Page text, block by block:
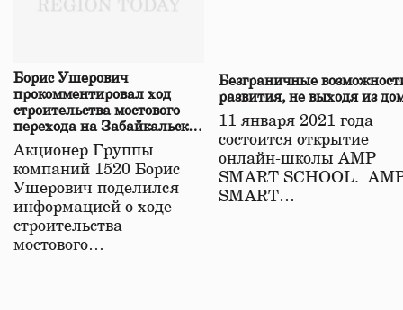
Борис Ушерович
прокомментировал ход
строительства мостового
перехода на Забайкальской
железной дороге
Акционер Группы
компаний 1520 Борис
Ушерович поделился
информацией о ходе
строительства
мостового…
Безграничные
развития, не выходя из
11 января 2021 года
состоится открытие
онлайн-школы АМР
SMART SCHOOL.
SMART…